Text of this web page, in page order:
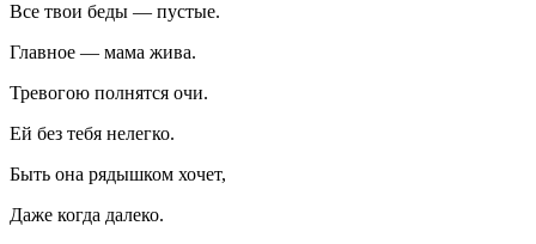
Все твои беды — пустые.
Главное — мама жива.
Тревогою полнятся очи.
Ей без тебя нелегко.
Быть она рядышком хочет,
Даже когда далеко.